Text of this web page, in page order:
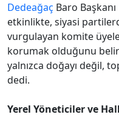
Dedeağaç Baro
etkinlikte, siyasi
vurgulayan komite
korumak olduğunu
yalnızca doğayı değil,
dedi.
Yerel Yöneticiler ve